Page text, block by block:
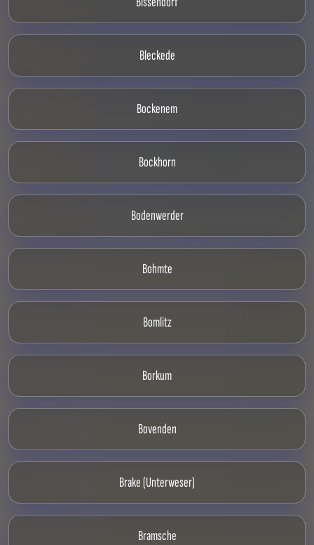
Bleckede
Bockenem
Bockhorn
Bodenwerder
Bohmte
Bomlitz
Borkum
Bovenden
Brake (Unterweser)
Bramsche